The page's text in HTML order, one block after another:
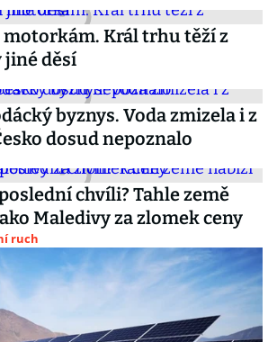
motorkám. Král trhu těží z
děsí
byznys. Voda zmizela i z
dosud nepoznalo
chvíli? Tahle země
Maledivy za zlomek ceny
ruch